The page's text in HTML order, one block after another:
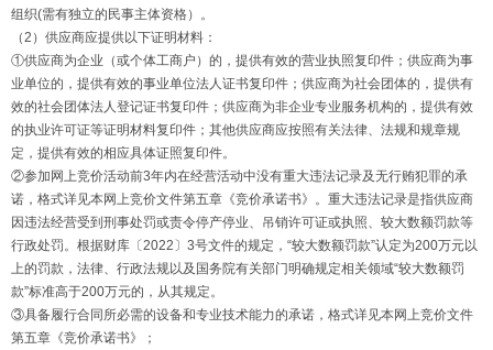
组织(需有独立的民事主体资格）。
（2）供应商应提供以下证明材料：
①供应商为企业（或个体工商户）的，提供有效的营业执照复印件；供应商为事
业单位的，提供有效的事业单位法人证书复印件；供应商为社会团体的，提供有
效的社会团体法人登记证书复印件；供应商为非企业专业服务机构的，提供有效
的执业许可证等证明材料复印件；其他供应商应按照有关法律、法规和规章规
定，提供有效的相应具体证照复印件。
②参加网上竞价活动前3年内在经营活动中没有重大违法记录及无行贿犯罪的承
诺，格式详见本网上竞价文件第五章《竞价承诺书》。重大违法记录是指供应商
因违法经营受到刑事处罚或责令停产停业、吊销许可证或执照、较大数额罚款等
行政处罚。根据财库〔2022〕3号文件的规定，“较大数额罚款”认定为200万元以
上的罚款，法律、行政法规以及国务院有关部门明确规定相关领域“较大数额罚
款”标准高于200万元的，从其规定。
③具备履行合同所必需的设备和专业技术能力的承诺，格式详见本网上竞价文件
第五章《竞价承诺书》；